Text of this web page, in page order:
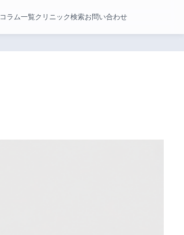
コラム一覧クリニック検索お問い合わせ